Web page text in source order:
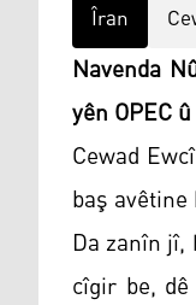
Îran
Navenda
yên OPEC
Cewad
baş
Da zanîn
cîgir be,